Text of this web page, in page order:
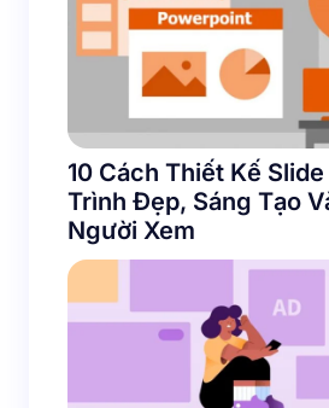
10 Cách Thiết Kế
Trình Đẹp, Sáng Tạo
Người Xem